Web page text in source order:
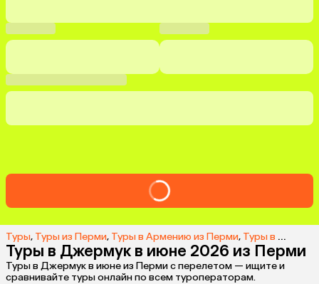
Туры, Туры из Перми, Туры в Армению из Перми, Туры в Джермук из Перми
Туры в Джермук в июне 2026 из Перми
Туры в Джермук в июне из Перми с перелетом — ищите и
сравнивайте туры онлайн по всем туроператорам.